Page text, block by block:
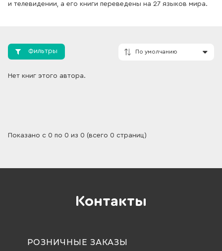
и телевидении, а его книги переведены на 27 языков мира.
Фильтры
Нет книг этого автора.
Показано с 0 по 0 из 0 (всего 0 страниц)
Контакты
РОЗНИЧНЫЕ ЗАКАЗЫ